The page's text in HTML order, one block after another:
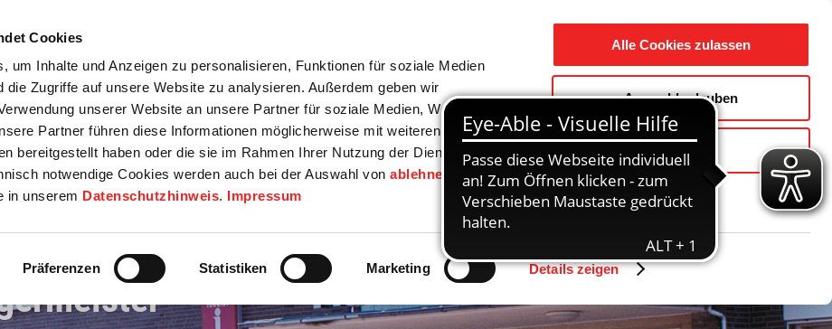
Cookies
um Inhalte und Anzeigen zu personalisieren, Funktionen für soziale Medien
die Zugriffe auf unsere Website zu analysieren. Außerdem geben wir
unserer Website an unsere Partner für soziale Medien, Werbung
Partner führen diese Informationen möglicherweise mit weiteren Daten
bereitgestellt haben oder die sie im Rahmen Ihrer Nutzung der Dienste
notwendige Cookies werden auch bei der Auswahl vonablehnen
gesetzt.
in unserem Datenschutzhinweis. Impressum
Präferenzen Statistiken Marketing Details zeigen
Alle Cookies zulassen
Auswahl erlauben
Ablehnen
Startseite
Wirtschaft / Wohnen Bildung / Soziales Touristik / Freizeit Gemeinde / Geschichte